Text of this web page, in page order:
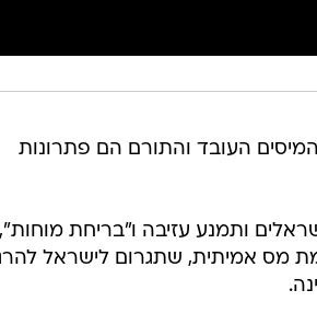
העובד והתורם הם פתרונות
ותמנע עזיבה ו"בריחת מוחות",
מס אמיתית, שתגרום לישראל